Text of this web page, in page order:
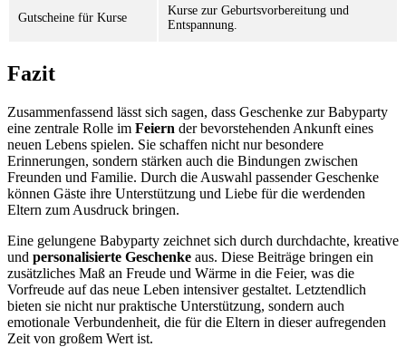
Gutscheine für Kurse
Kurse zur Geburtsvorbereitung und
Entspannung.
Fazit
Zusammenfassend lässt sich sagen, dass Geschenke zur Babyparty
eine zentrale Rolle im Feiern der bevorstehenden Ankunft eines
neuen Lebens spielen. Sie schaffen nicht nur besondere
Erinnerungen, sondern stärken auch die Bindungen zwischen
Freunden und Familie. Durch die Auswahl passender Geschenke
können Gäste ihre Unterstützung und Liebe für die werdenden
Eltern zum Ausdruck bringen.
Eine gelungene Babyparty zeichnet sich durch durchdachte, kreative
und personalisierte Geschenke aus. Diese Beiträge bringen ein
zusätzliches Maß an Freude und Wärme in die Feier, was die
Vorfreude auf das neue Leben intensiver gestaltet. Letztendlich
bieten sie nicht nur praktische Unterstützung, sondern auch
emotionale Verbundenheit, die für die Eltern in dieser aufregenden
Zeit von großem Wert ist.